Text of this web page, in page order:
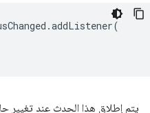
.addListener(
يتم إطلاق هذا الحدث عند تغيير